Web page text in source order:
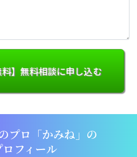
料】無料相談に申し込む
プロ「かみね」の
ロフィール